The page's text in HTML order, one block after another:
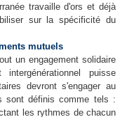
travaille d'ors et déjà
sur la spécificité du
mutuels
un engagement solidaire
puisse
devront s'engager au
sont définis comme tels :
les rythmes de chacun